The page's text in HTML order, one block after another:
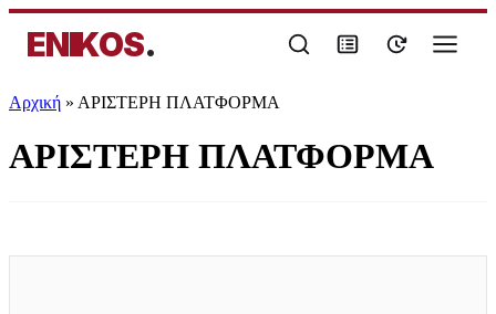
ENIKOS.
Αρχική » ΑΡΙΣΤΕΡΗ ΠΛΑΤΦΟΡΜΑ
ΑΡΙΣΤΕΡΗ ΠΛΑΤΦΟΡΜΑ